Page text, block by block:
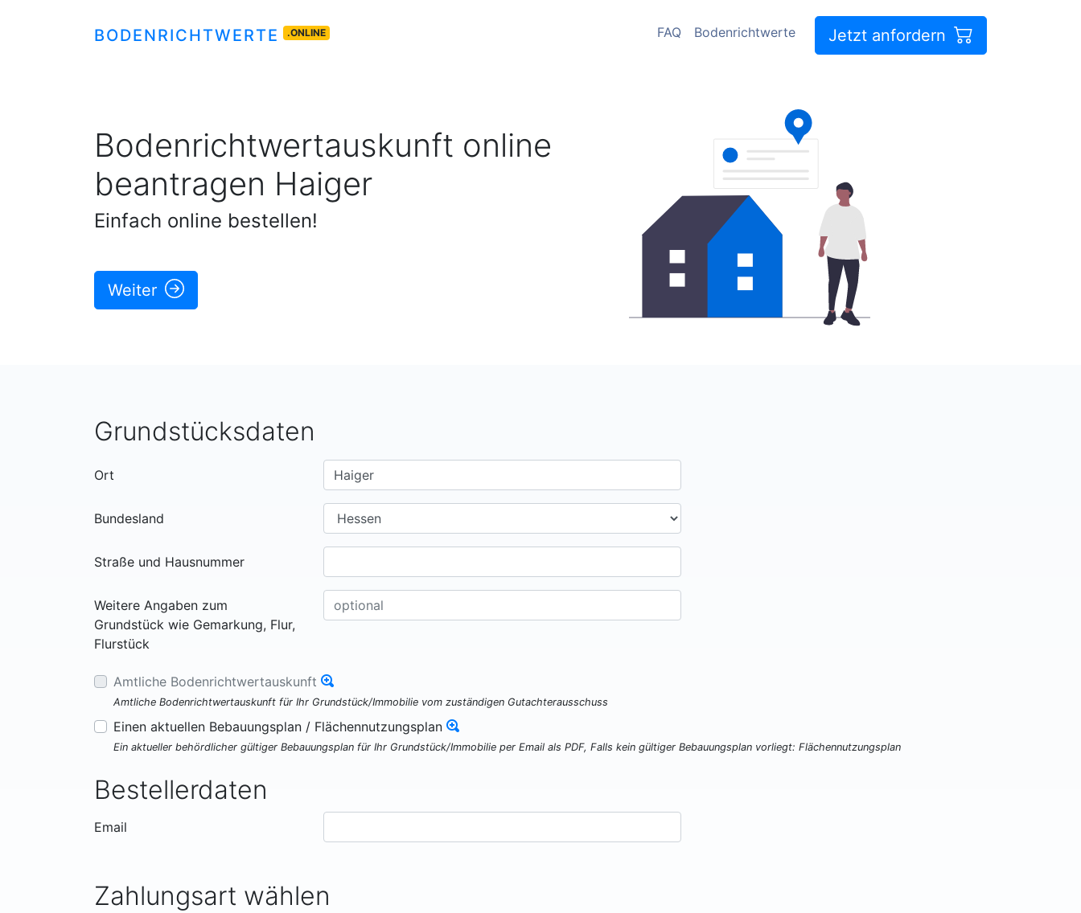
BODENRICHTWERTE .ONLINE FAQ Bodenrichtwerte Jetzt anfordern
Bodenrichtwertauskunft online
beantragen Haiger
Einfach online bestellen!
Weiter
Grundstücksdaten
Ort
Bundesland
Straße und Hausnummer
Weitere Angaben zum
Grundstück wie Gemarkung, Flur,
Flurstück
Amtliche Bodenrichtwertauskunft
Amtliche Bodenrichtwertauskunft für Ihr Grundstück/Immobilie vom zuständigen Gutachterausschuss
Einen aktuellen Bebauungsplan / Flächennutzungsplan
Ein aktueller behördlicher gültiger Bebauungsplan für Ihr Grundstück/Immobilie per Email als PDF, Falls kein gültiger Bebauungsplan vorliegt: Flächennutzungsplan
Bestellerdaten
Email
Zahlungsart wählen